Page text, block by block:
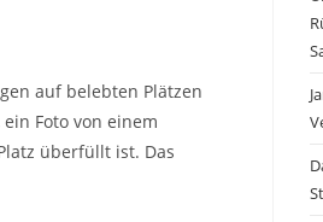
auf belebten Plätzen
Foto von einem
überfüllt ist. Das